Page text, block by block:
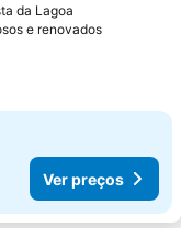
da Lagoa
e renovados
Ver preços